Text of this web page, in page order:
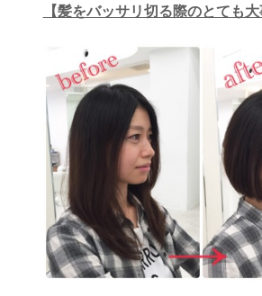
【髪をバッサリ切る際のとても